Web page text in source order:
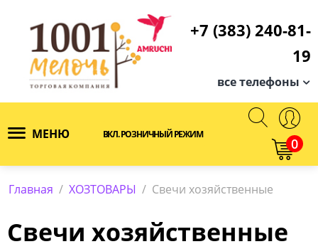
+7 (383) 240-81-
19
все телефоны
МЕНЮ ВКЛ. РОЗНИЧНЫЙ РЕЖИМ
0
Главная / ХОЗТОВАРЫ / Свечи хозяйственные
Свечи хозяйственные